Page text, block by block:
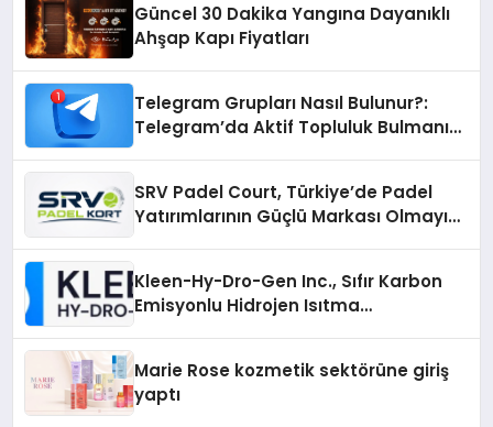
Güncel 30 Dakika Yangına Dayanıklı
Ahşap Kapı Fiyatları
Telegram Grupları Nasıl Bulunur?:
Telegram’da Aktif Topluluk Bulmanın
SRV Padel Court, Türkiye’de Padel
Yatırımlarının Güçlü Markası Olmayı
Kleen-Hy-Dro-Gen Inc., Sıfır Karbon
Emisyonlu Hidrojen Isıtma
Marie Rose kozmetik sektörüne giriş
yaptı